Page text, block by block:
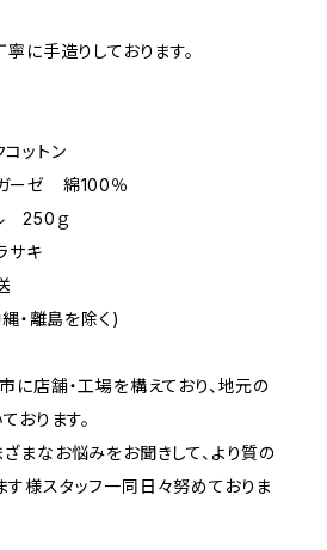
に手造りしております。
トン
綿100％
250ｇ
キ
離島を除く)
に店舗・工場を構えており、地元の
おります。
まなお悩みをお聞きして、より質の
様スタッフ一同日々努めておりま